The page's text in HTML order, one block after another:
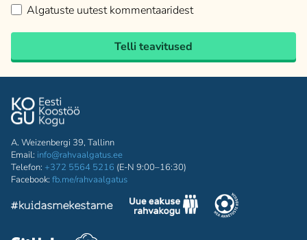
Algatuste uutest kommentaaridest
Telli teavitused
A. Weizenbergi 39, Tallinn
Email: info@rahvaalgatus.ee
Telefon: +372 5564 5216 (E-N 9:00–16:30)
Facebook: fb.me/rahvaalgatus